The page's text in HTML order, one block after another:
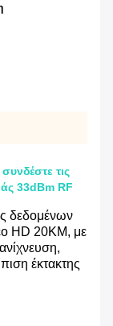
τις
33dBm RF
δεδομένων
HD 20KM, με
ανίχνευση,
έκτακτης